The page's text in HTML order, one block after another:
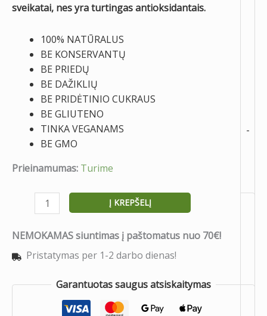
sveikatai, nes yra turtingas antioksidantais.
100% NATŪRALUS
BE KONSERVANTŲ
BE PRIEDŲ
BE DAŽIKLIŲ
BE PRIDĖTINIO CUKRAUS
BE GLIUTENO
TINKA VEGANAMS
BE GMO
Prieinamumas: Turime
-
Į KREPŠELĮ
NEMOKAMAS siuntimas į paštomatus nuo 70€!
Pristatymas per 1-2 darbo dienas!
Garantuotas saugus atsiskaitymas